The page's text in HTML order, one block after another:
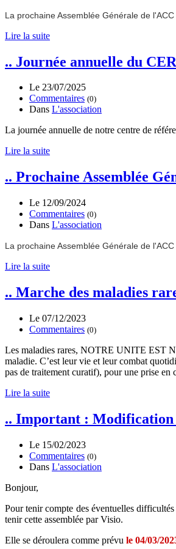
La prochaine Assemblée Générale de
Lire la suite
.. Journée annuelle du
Le 23/07/2025
Commentaires (0)
Dans L'association
La journée annuelle de notre centre de
Lire la suite
.. Prochaine Assemblée
Le 12/09/2024
Commentaires (0)
Dans L'association
La prochaine Assemblée Générale de
Lire la suite
.. Marche des maladies
Le 07/12/2023
Commentaires (0)
Les maladies rares, NOTRE UNITE EST
maladie. C’est leur vie et leur combat
pas de traitement curatif), pour une prise
Lire la suite
.. Important : Modification
Le 15/02/2023
Commentaires (0)
Dans L'association
Bonjour,
Pour tenir compte des éventuelles
tenir cette assemblée par Visio.
Elle se déroulera comme prévu le 04/03/